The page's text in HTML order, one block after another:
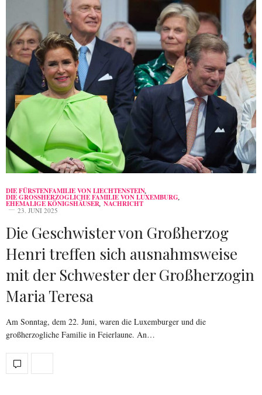
DIE FÜRSTENFAMILIE VON LIECHTENSTEIN,
DIE GROSSHERZOGLICHE FAMILIE VON LUXEMBURG ,
EHEMALIGE KÖNIGSHÄUSER, NACHRICHT
23. JUNI 2025
Die Geschwister von Großherzog
Henri treffen sich ausnahmsweise
mit der Schwester der Großherzogin
Maria Teresa
Am Sonntag, dem 22. Juni, waren die Luxemburger und die
großherzogliche Familie in Feierlaune. An…